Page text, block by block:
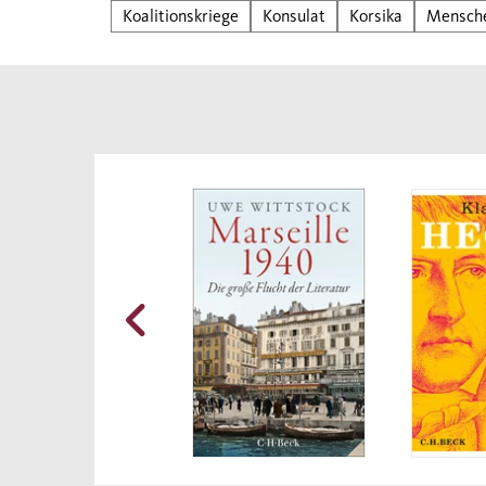
die
Koalitionskriege
Konsulat Korsika